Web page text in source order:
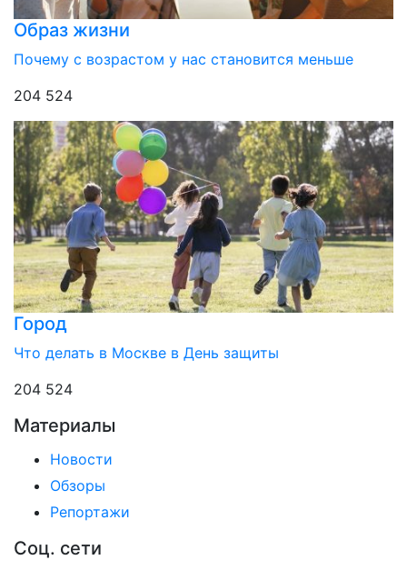
Образ жизни
Почему с возрастом у нас становится меньше
204 524
Город
Что делать в Москве в День защиты
204 524
Материалы
Новости
Обзоры
Репортажи
Соц. сети